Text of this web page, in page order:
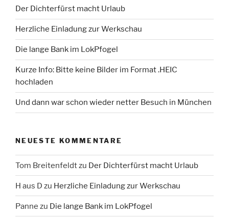
Der Dichterfürst macht Urlaub
Herzliche Einladung zur Werkschau
Die lange Bank im LokPfogel
Kurze Info: Bitte keine Bilder im Format .HEIC
hochladen
Und dann war schon wieder netter Besuch in München
NEUESTE KOMMENTARE
Tom Breitenfeldtzu Der Dichterfürst macht Urlaub
H aus D zu Herzliche Einladung zur Werkschau
Panne zu Die lange Bank im LokPfogel